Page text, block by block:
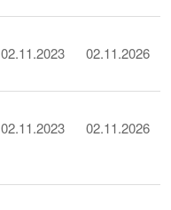
02.11.2023 02.11.2026
02.11.2023 02.11.2026